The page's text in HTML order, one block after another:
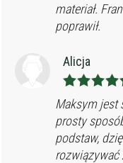
materiał.
poprawił.
Alicja
Maksym jest
prosty
podstaw,
rozwiązywać